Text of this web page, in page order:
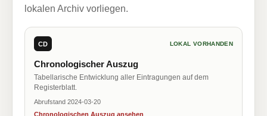
lokalen Archiv vorliegen.
CD LOKAL VORHANDEN
Chronologischer Auszug
Tabellarische Entwicklung aller Eintragungen auf dem
Registerblatt.
Abrufstand 2024-03-20
Chronologischen Auszug ansehen